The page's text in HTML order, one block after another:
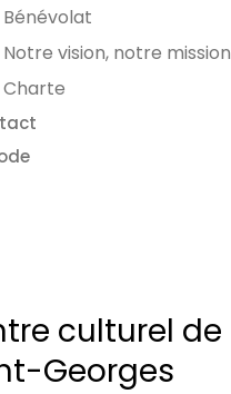
Bénévolat
Notre vision, notre mission
Charte
culturel de
Georges